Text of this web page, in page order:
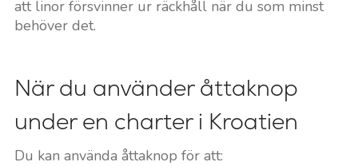
att linor försvinner ur räckhåll när du som minst
behöver det.
När du använder åttaknop
under en charter i Kroatien
Du kan använda åttaknop för att: